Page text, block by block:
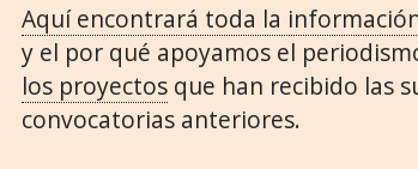
Aquí encontrará toda la
y el por qué apoyamos el
los proyectos que han recibido las
convocatorias anteriores.